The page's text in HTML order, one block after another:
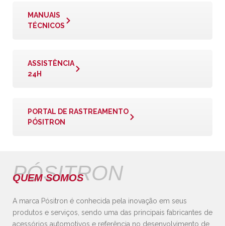
MANUAIS
TÉCNICOS
ASSISTÊNCIA
24H
PORTAL DE RASTREAMENTO
PÓSITRON
PÓSITRON
QUEM SOMOS
A marca Pósitron é conhecida pela inovação em seus
produtos e serviços, sendo uma das principais fabricantes de
acessórios automotivos e referência no desenvolvimento de